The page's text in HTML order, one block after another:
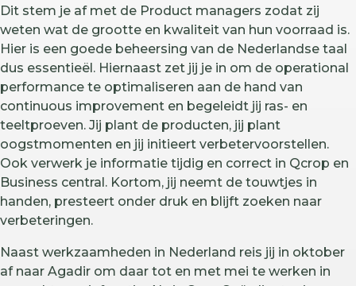
Dit stem je af met de Product managers zodat zij
weten wat de grootte en kwaliteit van hun voorraad is.
Hier is een goede beheersing van de Nederlandse taal
dus essentieël. Hiernaast zet jij je in om de operational
performance te optimaliseren aan de hand van
continuous improvement en begeleidt jij ras- en
teeltproeven. Jij plant de producten, jij plant
oogstmomenten en jij initieert verbetervoorstellen.
Ook verwerk je informatie tijdig en correct in Qcrop en
Business central. Kortom, jij neemt de touwtjes in
handen, presteert onder druk en blijft zoeken naar
verbeteringen.
Naast werkzaamheden in Nederland reis jij in oktober
af naar Agadir om daar tot en met mei te werken in